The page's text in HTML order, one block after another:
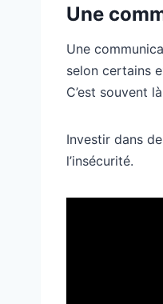
Une
Une
selon certains
C’est souvent
Investir dans
l’insécurité.